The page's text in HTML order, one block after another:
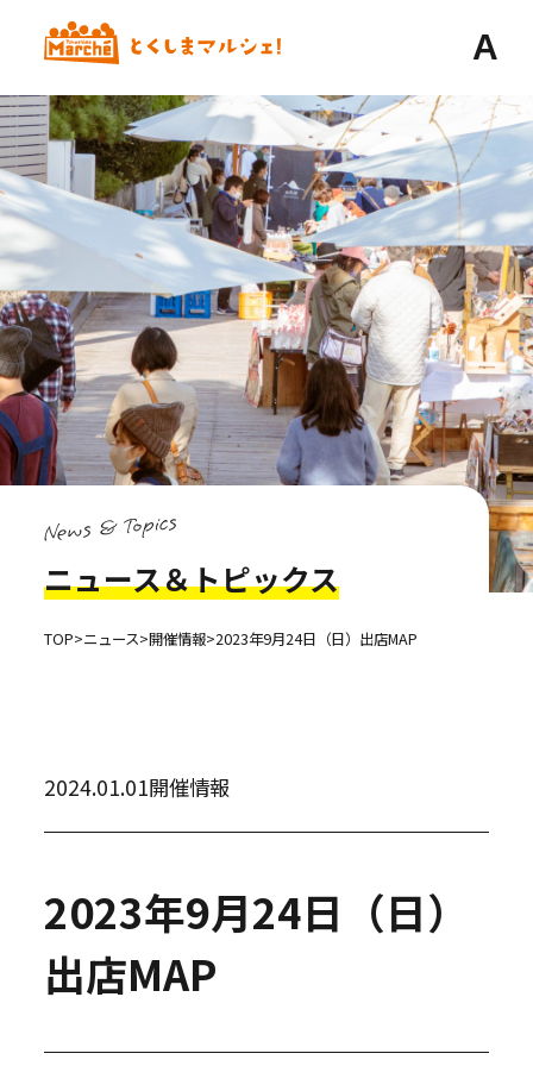
A
News & Topics
ニュース＆トピックス
TOP>ニュース>開催情報>2023年9月24日（日）出店MAP
2024.01.01開催情報
2023年9月24日（日）
出店MAP